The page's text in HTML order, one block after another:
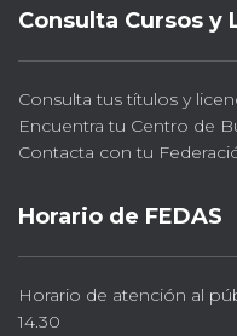
Consulta Cursos y
Consulta tus títulos y
Encuentra tu Centro de
Contacta con tu
Horario de FEDAS
Horario de atención al
14.30